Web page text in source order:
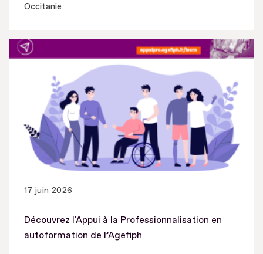
Occitanie
17 juin 2026
Découvrez l'Appui à la Professionnalisation en
autoformation de l’Agefiph